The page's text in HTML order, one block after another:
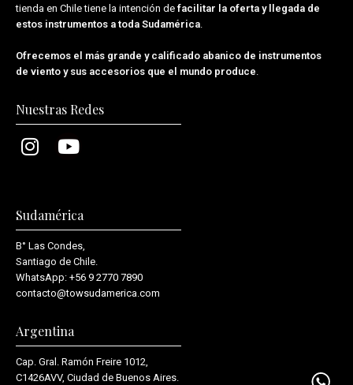
tienda en Chile tiene la intención de facilitar la oferta y llegada de
estos instrumentos a toda Sudamérica
Ofrecemos el más grande y calificado abanico de instrumentos
de viento y sus accesorios que el mundo produce
Nuestras Redes
Sudamérica
B° Las Condes,
Santiago de Chile.
WhatsApp: +56 9 2770 7890
contacto@towsudamerica.com
Argentina
Cap. Gral. Ramón Freire 1012,
C1426AVV, Ciudad de Buenos Aires.